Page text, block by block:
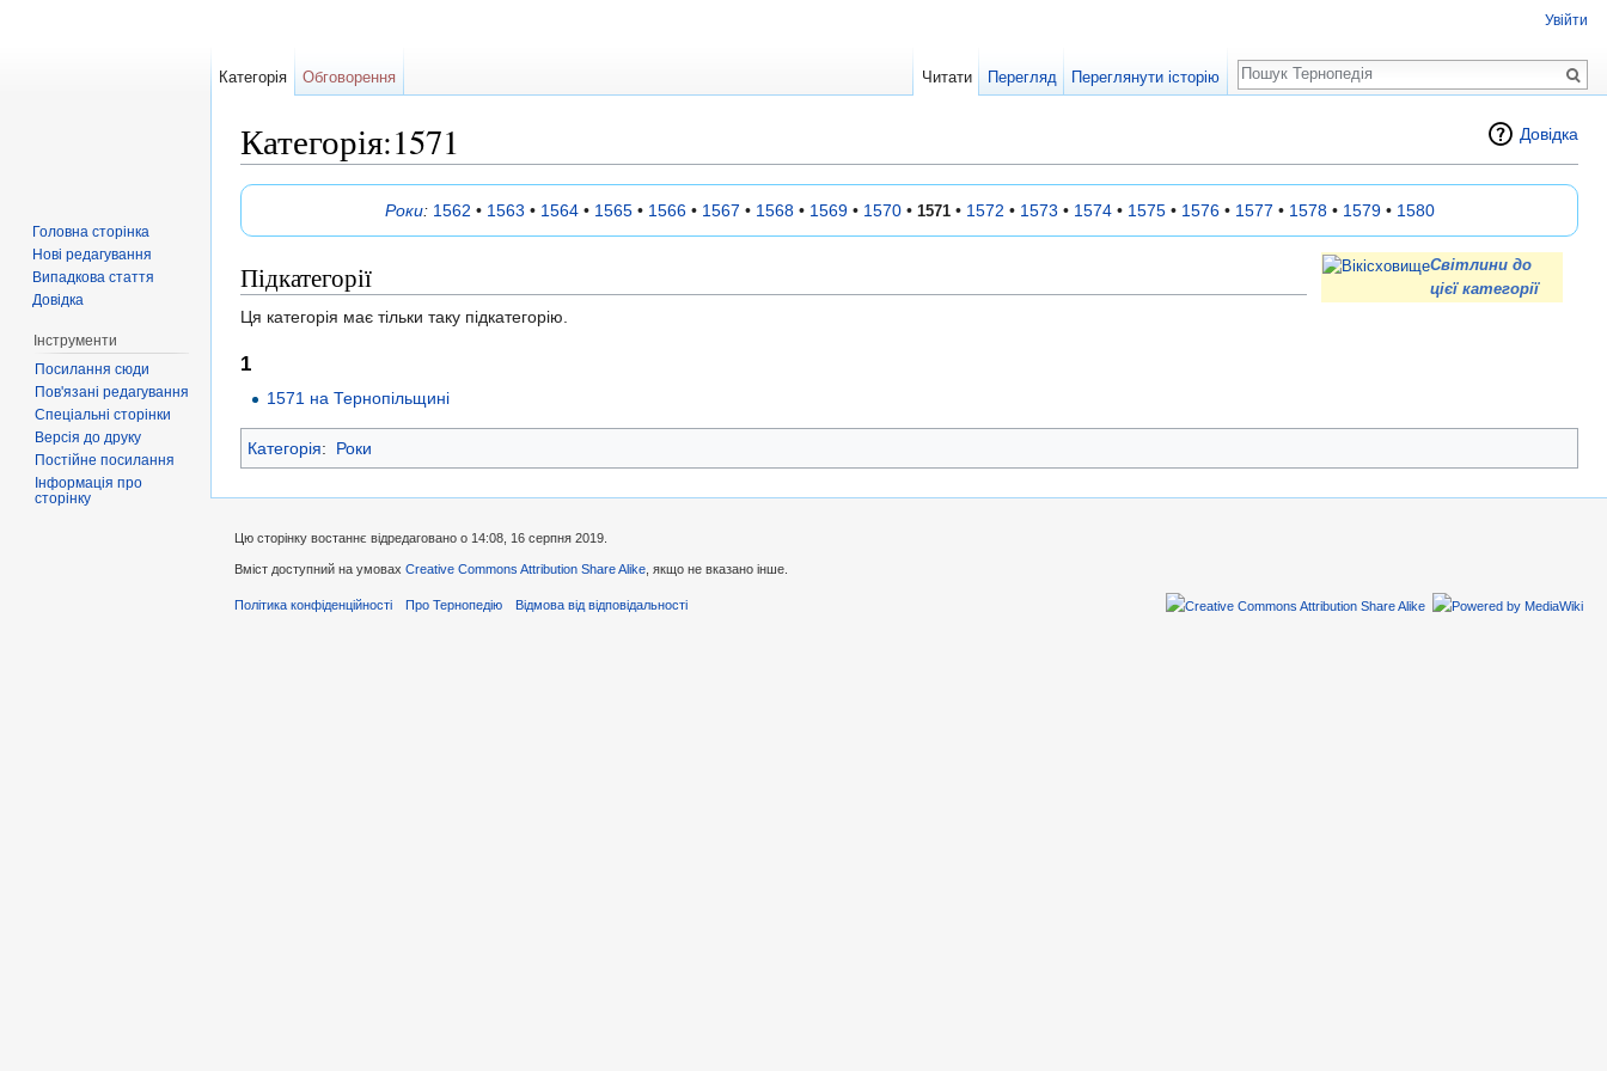
Довідка
Категорія:1571
Роки: 1562 • 1563 • 1564• 1565• 1566• 1567 • 1568• 1569• 1570• 1571• 1572 • 1573 • 1574• 1575• 1576• 1577 • 1578• 1579• 1580
Світлини до
цієї категорії
Підкатегорії
Ця категорія має тільки таку підкатегорію.
1
1571 на Тернопільщині
Категорія: Роки
Увійти
Категорія Обговорення Читати Перегляд Переглянути історію
Пошук
Головна сторінка
Нові редагування
Випадкова стаття
Довідка
Інструменти
Посилання сюди
Пов'язані редагування
Спеціальні сторінки
Версія до друку
Постійне посилання
Інформація про
сторінку
Цю сторінку востаннє відредаговано о 14:08, 16 серпня 2019.
Вміст доступний на умовах Creative Commons Attribution Share Alike , якщо не вказано інше.
Політика конфіденційності Про Тернопедію Відмова від відповідальності